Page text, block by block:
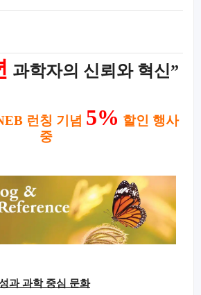
과학자의 신뢰와 혁신”
런칭 기념 5% 할인 행사
중
과 과학 중심 문화